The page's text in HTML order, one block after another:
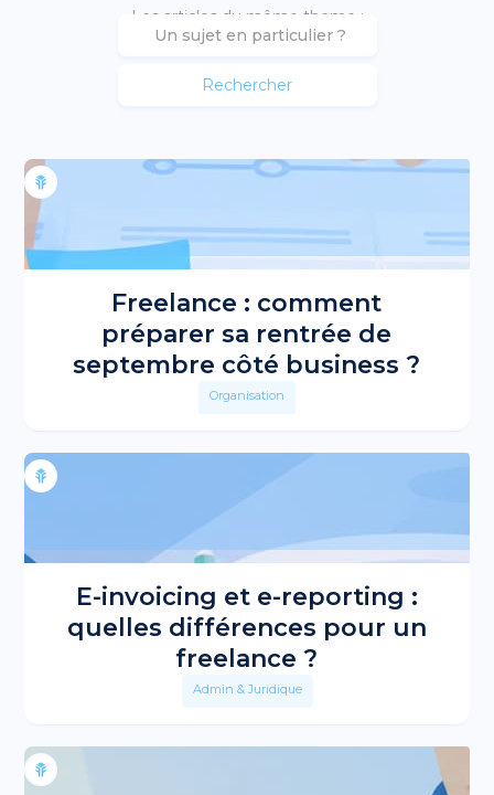
Les articles du même theme :
Freelance : comment
préparer sa rentrée de
septembre côté business ?
Organisation
E-invoicing et e-reporting :
quelles différences pour un
freelance ?
Admin & Juridique